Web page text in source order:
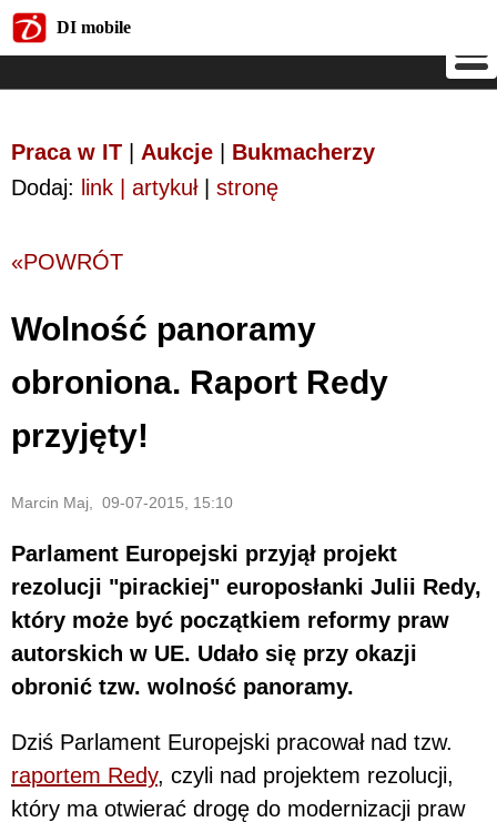
DI mobile
Praca w IT Aukcje
Bukmacherzy
Dodaj: link | artykuł| stronę
«POWRÓT
Wolność panoramy
obroniona. Raport Redy
przyjęty!
Marcin Maj, 09-07-2015, 15:10
Parlament Europejski przyjął projekt
rezolucji "pirackiej" europosłanki Julii Redy,
który może być początkiem reformy praw
autorskich w UE. Udało się przy okazji
obronić tzw. wolność panoramy.
Dziś Parlament Europejski pracował nad tzw.
raportem Redy, czyli nad projektem rezolucji,
który ma otwierać drogę do modernizacji praw
DI mobile